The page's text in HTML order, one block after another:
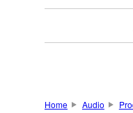
Home Audio